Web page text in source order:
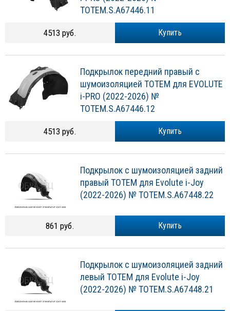
TOTEM.S.A67446.11
Купить
4513 руб.
Подкрылок передний правый с
шумоизоляцией TOTEM для EVOLUTE
i-PRO (2022-2026) №
TOTEM.S.A67446.12
Купить
4513 руб.
Подкрылок с шумоизоляцией задний
правый TOTEM для Evolute i-Joy
(2022-2026) № TOTEM.S.A67448.22
Купить
861 руб.
Подкрылок с шумоизоляцией задний
левый TOTEM для Evolute i-Joy
(2022-2026) № TOTEM.S.A67448.21